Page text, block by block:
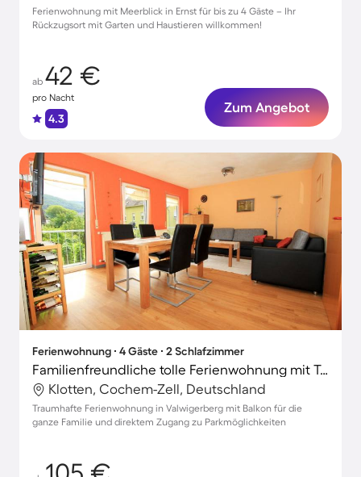
Ferienwohnung mit Meerblick in Ernst für bis zu 4 Gäste – Ihr
Rückzugsort mit Garten und Haustieren willkommen!
ab 42 €
pro Nacht
4.3
Zum Angebot
Ferienwohnung ∙ 4 Gäste ∙ 2 Schlafzimmer
Familienfreundliche tolle Ferienwohnung mit Terrasse
Klotten, Cochem-Zell, Deutschland
Traumhafte Ferienwohnung in Valwigerberg mit Balkon für die
ganze Familie und direktem Zugang zu Parkmöglichkeiten